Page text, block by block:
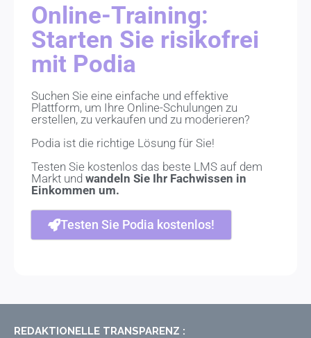
Online-Training:
Starten Sie risikofrei
mit Podia
Suchen Sie eine einfache und effektive
Plattform, um Ihre Online-Schulungen zu
erstellen, zu verkaufen und zu moderieren?
Podia ist die richtige Lösung für Sie!
Testen Sie kostenlos das beste LMS auf dem
Markt undwandeln Sie Ihr Fachwissen in
Einkommen um.
Testen Sie Podia kostenlos!
REDAKTIONELLE TRANSPARENZ :